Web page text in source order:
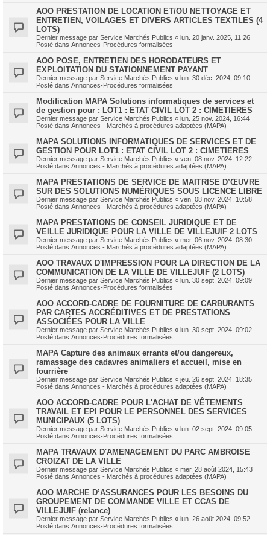
AOO PRESTATION DE LOCATION ET/OU NETTOYAGE ET
ENTRETIEN, VOILAGES ET DIVERS ARTICLES TEXTILES (4
LOTS)
Dernier message par Service Marchés Publics « lun. 20 janv. 2025, 11:26
Posté dans Annonces-Procédures formalisées
AOO POSE, ENTRETIEN DES HORODATEURS ET
EXPLOITATION DU STATIONNEMENT PAYANT
Dernier message par Service Marchés Publics « lun. 30 déc. 2024, 09:10
Posté dans Annonces-Procédures formalisées
Modification MAPA Solutions informatiques de services et
de gestion pour : LOT1 : ETAT CIVIL LOT 2 : CIMETIERES
Dernier message par Service Marchés Publics « lun. 25 nov. 2024, 16:44
Posté dans Annonces - Marchés à procédures adaptées (MAPA)
MAPA SOLUTIONS INFORMATIQUES DE SERVICES ET DE
GESTION POUR LOT1 : ETAT CIVIL LOT 2 : CIMETIERES
Dernier message par Service Marchés Publics « ven. 08 nov. 2024, 12:22
Posté dans Annonces - Marchés à procédures adaptées (MAPA)
MAPA PRESTATIONS DE SERVICE DE MAITRISE D’ŒUVRE
SUR DES SOLUTIONS NUMÉRIQUES SOUS LICENCE LIBRE
Dernier message par Service Marchés Publics « ven. 08 nov. 2024, 10:58
Posté dans Annonces - Marchés à procédures adaptées (MAPA)
MAPA PRESTATIONS DE CONSEIL JURIDIQUE ET DE
VEILLE JURIDIQUE POUR LA VILLE DE VILLEJUIF 2 LOTS
Dernier message par Service Marchés Publics « mer. 06 nov. 2024, 08:30
Posté dans Annonces - Marchés à procédures adaptées (MAPA)
AOO TRAVAUX D'IMPRESSION POUR LA DIRECTION DE LA
COMMUNICATION DE LA VILLE DE VILLEJUIF (2 LOTS)
Dernier message par Service Marchés Publics « lun. 30 sept. 2024, 09:09
Posté dans Annonces-Procédures formalisées
AOO ACCORD-CADRE DE FOURNITURE DE CARBURANTS
PAR CARTES ACCRÉDITIVES ET DE PRESTATIONS
ASSOCIÉES POUR LA VILLE
Dernier message par Service Marchés Publics « lun. 30 sept. 2024, 09:02
Posté dans Annonces-Procédures formalisées
MAPA Capture des animaux errants et/ou dangereux,
ramassage des cadavres animaliers et accueil, mise en
fourrière
Dernier message par Service Marchés Publics « jeu. 26 sept. 2024, 18:35
Posté dans Annonces - Marchés à procédures adaptées (MAPA)
AOO ACCORD-CADRE POUR L'ACHAT DE VÊTEMENTS
TRAVAIL ET EPI POUR LE PERSONNEL DES SERVICES
MUNICIPAUX (5 LOTS)
Dernier message par Service Marchés Publics « lun. 02 sept. 2024, 09:05
Posté dans Annonces-Procédures formalisées
MAPA TRAVAUX D'AMENAGEMENT DU PARC AMBROISE
CROIZAT DE LA VILLE
Dernier message par Service Marchés Publics « mer. 28 août 2024, 15:43
Posté dans Annonces - Marchés à procédures adaptées (MAPA)
AOO MARCHE D’ASSURANCES POUR LES BESOINS DU
GROUPEMENT DE COMMANDE VILLE ET CCAS DE
VILLEJUIF (relance)
Dernier message par Service Marchés Publics « lun. 26 août 2024, 09:52
Posté dans Annonces-Procédures formalisées